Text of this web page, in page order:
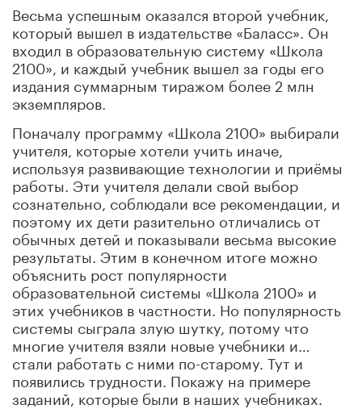
Весьма успешным оказался второй учебник,
который вышел в издательстве «Баласс». Он
входил в образовательную систему «Школа
2100», и каждый учебник вышел за годы его
издания суммарным тиражом более 2 млн
экземпляров.
Поначалу программу «Школа 2100» выбирали
учителя, которые хотели учить иначе,
используя развивающие технологии и приёмы
работы. Эти учителя делали свой выбор
сознательно, соблюдали все рекомендации, и
поэтому их дети разительно отличались от
обычных детей и показывали весьма высокие
результаты. Этим в конечном итоге можно
объяснить рост популярности
образовательной системы «Школа 2100» и
этих учебников в частности. Но популярность
системы сыграла злую шутку, потому что
многие учителя взяли новые учебники и…
стали работать с ними по-старому. Тут и
появились трудности. Покажу на примере
заданий, которые были в наших учебниках.